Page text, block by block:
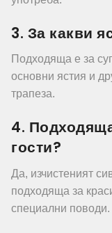
3. За какви
Подходяща е за
основни ястия и
трапеза.
4.
гости?
Да, изчистеният
подходяща за
специални поводи.